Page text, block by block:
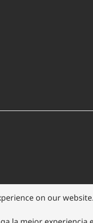
on our